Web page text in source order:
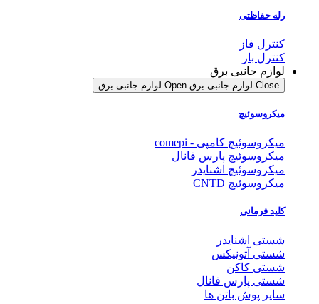
رله حفاظتی
کنترل فاز
کنترل بار
لوازم جانبی برق
Close لوازم جانبی برق Open لوازم جانبی برق
میکروسوئیچ
میکروسوئیچ کامپی - comepi
میکروسوئیچ پارس فانال
میکروسوئیچ اشنایدر
میکروسوئیچ CNTD
کلید فرمانی
شستی اشنایدر
شستی آتونیکس
شستی کاکن
شستی پارس فانال
سایر پوش باتن ها